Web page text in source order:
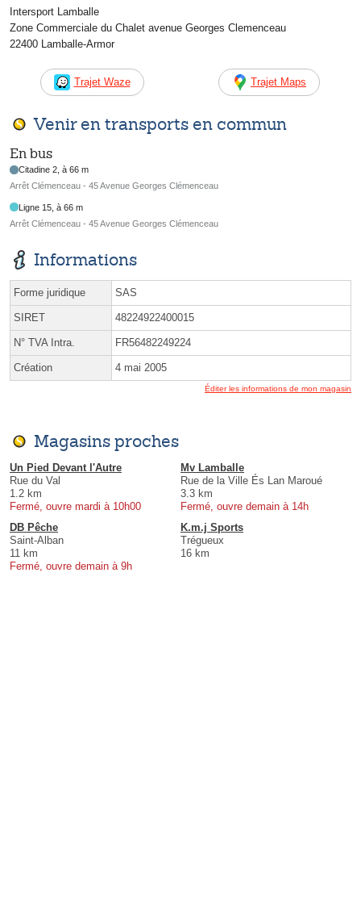
Intersport Lamballe
Zone Commerciale du Chalet avenue Georges Clemenceau
22400 Lamballe-Armor
Trajet Waze Trajet Maps
Venir en transports en commun
En bus
Citadine 2, à 66 m
Arrêt Clémenceau - 45 Avenue Georges Clémenceau
Ligne 15, à 66 m
Arrêt Clémenceau - 45 Avenue Georges Clémenceau
Informations
Forme juridique SAS
SIRET 48224922400015
N° TVA Intra. FR56482249224
Création 4 mai 2005
Éditer les informations de mon magasin
Magasins proches
Un Pied Devant l'Autre
Rue du Val
1.2 km
Fermé, ouvre mardi à 10h00
Mv Lamballe
Rue de la Ville És Lan Maroué
3.3 km
Fermé, ouvre demain à 14h
DB Pêche
Saint-Alban
11 km
Fermé, ouvre demain à 9h
K.m.j Sports
Trégueux
16 km